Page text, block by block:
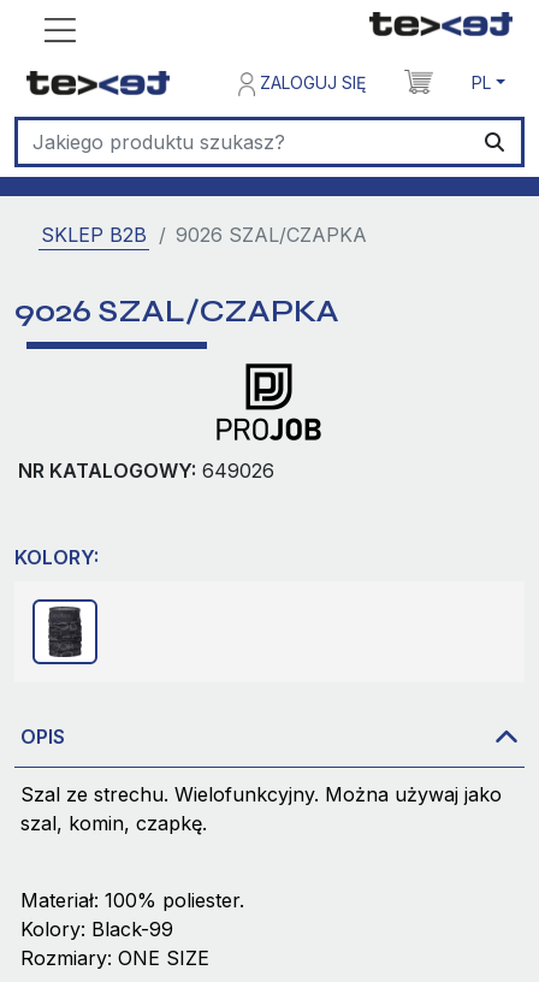
ZALOGUJ SIĘ PL
SKLEP B2B 9026 SZAL/CZAPKA
9026 SZAL/CZAPKA
NR KATALOGOWY: 649026
KOLORY:
OPIS
Szal ze strechu. Wielofunkcyjny. Można używaj jako
szal, komin, czapkę.
Materiał: 100% poliester.
Kolory: Black-99
Rozmiary: ONE SIZE